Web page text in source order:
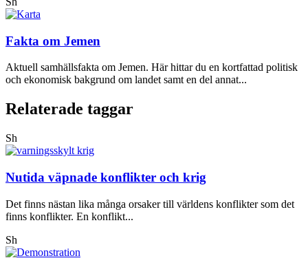
Fakta om Jemen
Aktuell samhällsfakta om Jemen. Här hittar du en kortfattad politisk
och ekonomisk bakgrund om landet samt en del annat...
Relaterade taggar
Sh
Nutida väpnade konflikter och krig
Det finns nästan lika många orsaker till världens konflikter som det
finns konflikter. En konflikt...
Sh